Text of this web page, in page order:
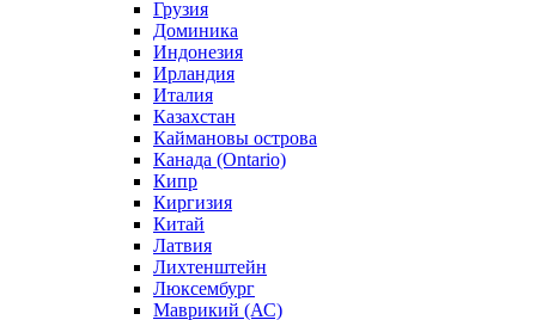
Грузия
Доминика
Индонезия
Ирландия
Италия
Казахстан
Каймановы острова
Канада (Ontario)
Кипр
Киргизия
Китай
Латвия
Лихтенштейн
Люксембург
Маврикий (АС)